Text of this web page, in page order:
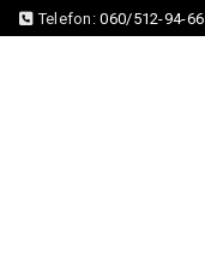
Telefon:060/512-94-66